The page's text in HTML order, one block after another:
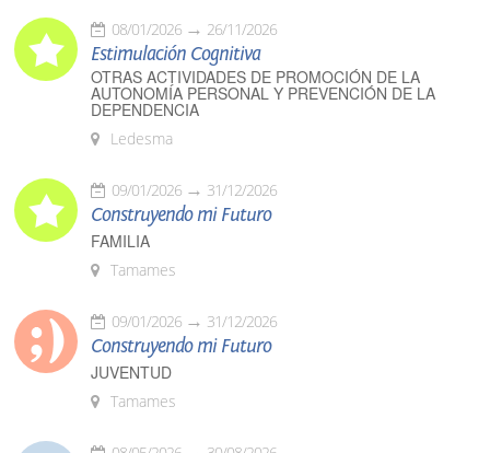
08/01/2026 26/11/2026
Estimulación Cognitiva
OTRAS ACTIVIDADES DE PROMOCIÓN DE LA
AUTONOMÍA PERSONAL Y PREVENCIÓN DE LA
DEPENDENCIA
Ledesma
09/01/2026 31/12/2026
Construyendo mi Futuro
FAMILIA
Tamames
09/01/2026 31/12/2026
Construyendo mi Futuro
JUVENTUD
Tamames